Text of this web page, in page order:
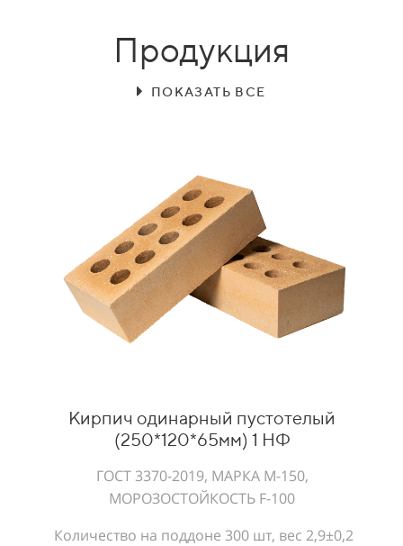
Продукция
ПОКАЗАТЬ ВСЕ
Кирпич одинарный пустотелый
(250*120*65мм) 1 НФ
ГОСТ 3370-2019, МАРКА М-150,
МОРОЗОСТОЙКОСТЬ F-100
Количество на поддоне 300 шт, вес 2,9±0,2